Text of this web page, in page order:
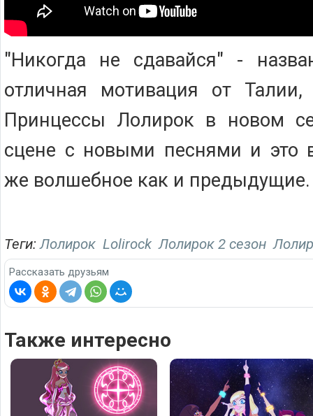
"Никогда не сдавайся" -
отличная мотивация от
Принцессы Лолирок в новом
сцене с новыми песнями и это
же волшебное как и предыдущие.
Теги:Лолирок Lolirock Лолирок 2 сезон
Рассказать друзьям
Также интересно